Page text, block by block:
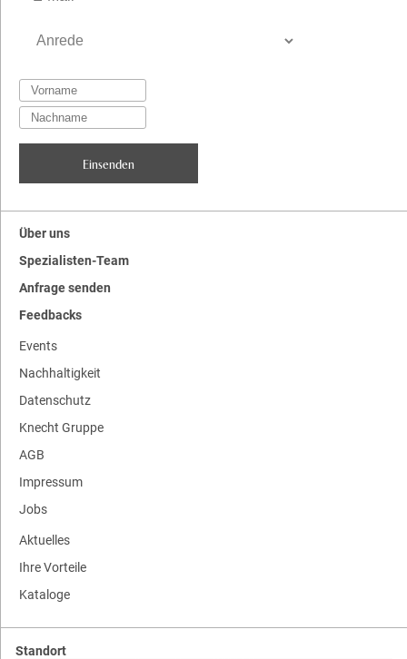
Über uns
Spezialisten-Team
Anfrage senden
Feedbacks
Events
Nachhaltigkeit
Datenschutz
Knecht Gruppe
AGB
Impressum
Jobs
Aktuelles
Ihre Vorteile
Kataloge
Standort